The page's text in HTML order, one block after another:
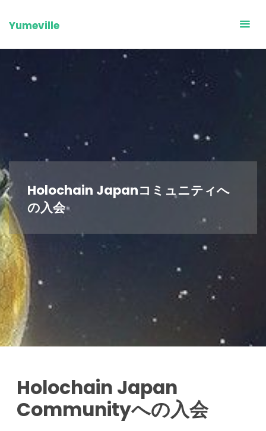
toYumeville
Holochain Japanコミュニティへ
の入会
Holochain Japan
Communityへの入会